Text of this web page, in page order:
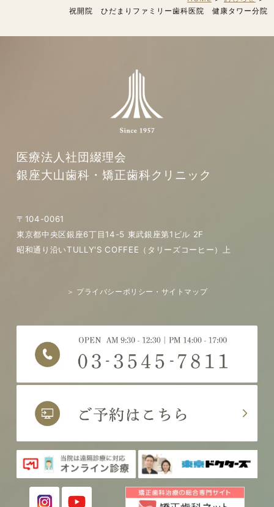
祝開院 ひだまりファミリー歯科医院 健康タワー分院
医療法人社団綴理会
銀座大山歯科・矯正歯科クリニック
〒104-0061
東京都中央区銀座6丁目14-5 東武銀座第1ビル 2F
昭和通り沿いTULLY'S COFFEE（タリーズコーヒー）上
＞ プライバシーポリシー・サイトマップ